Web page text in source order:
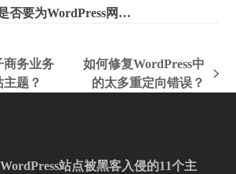
否要为WordPress网…
商务业务
题？
章:
如何修复WordPress中
的太多重定向错误？
WordPress站点被黑客入侵的11个主